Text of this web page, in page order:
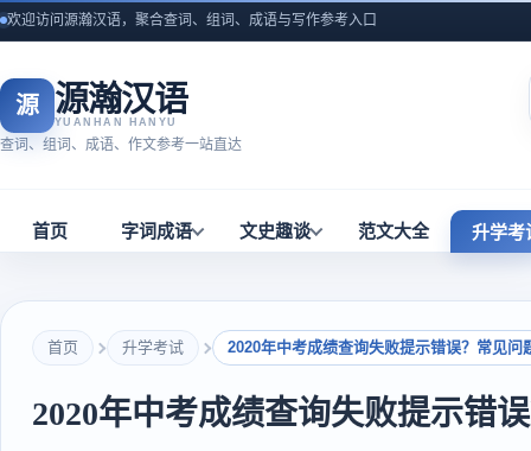
欢迎访问源瀚汉语，聚合查词、组词、成语与写作参考入口
源 源瀚汉语
YUANHAN HANYU
查词、组词、成语、作文参考一站直达
首页 字词成语 文史趣谈 范文大全 升学考
首页 升学考试 2020年中考成绩查询失败提示错误？常见问
2020年中考成绩查询失败提示错